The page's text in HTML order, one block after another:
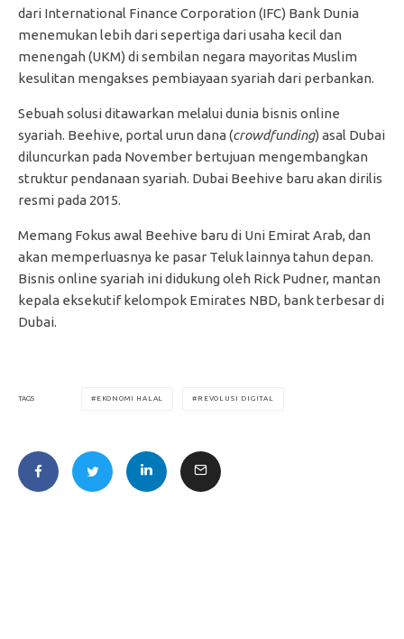
dari International Finance Corporation (IFC) Bank Dunia
menemukan lebih dari sepertiga dari usaha kecil dan
menengah (UKM) di sembilan negara mayoritas Muslim
kesulitan mengakses pembiayaan syariah dari perbankan.
Sebuah solusi ditawarkan melalui dunia bisnis online
syariah. Beehive, portal urun dana (crowdfunding) asal Dubai
diluncurkan pada November bertujuan mengembangkan
struktur pendanaan syariah. Dubai Beehive baru akan dirilis
resmi pada 2015.
Memang Fokus awal Beehive baru di Uni Emirat Arab, dan
akan memperluasnya ke pasar Teluk lainnya tahun depan.
Bisnis online syariah ini didukung oleh Rick Pudner, mantan
kepala eksekutif kelompok Emirates NBD, bank terbesar di
Dubai.
TAGS EKONOMI HALAL REVOLUSI DIGITAL